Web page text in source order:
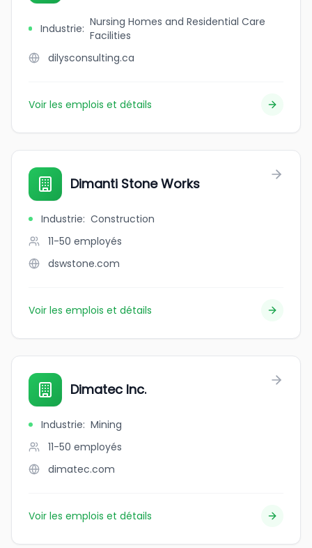
Industrie: Nursing Homes and Residential Care
Facilities
dilysconsulting.ca
Voir les emplois et détails
Dimanti Stone Works
Industrie: Construction
11-50 employés
dswstone.com
Voir les emplois et détails
Dimatec Inc.
Industrie: Mining
11-50 employés
dimatec.com
Voir les emplois et détails